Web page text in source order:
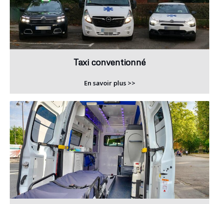
Taxi conventionné
En savoir plus >>